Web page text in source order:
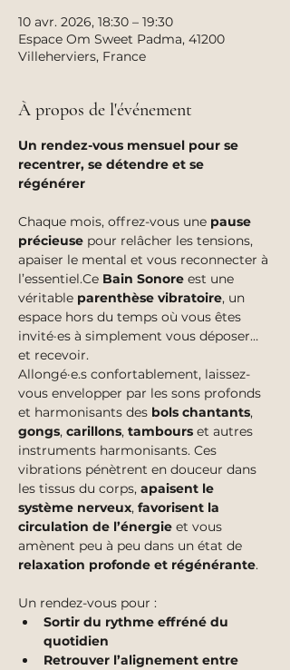
10 avr. 2026, 18:30 – 19:30
Espace Om Sweet Padma, 41200
Villeherviers, France
À propos de l'événement
Un rendez-vous mensuel pour se
recentrer, se détendre et se
régénérer
Chaque mois, offrez-vous une pause
précieuse pour relâcher les tensions,
apaiser le mental et vous reconnecter à
l’essentiel.Ce Bain Sonore est une
véritable parenthèse vibratoire, un
espace hors du temps où vous êtes
invité·es à simplement vous déposer…
et recevoir.
Allongé·e.s confortablement, laissez-
vous envelopper par les sons profonds
et harmonisants des bols chantants,
gongs, carillons, tambours et autres
instruments harmonisants. Ces
vibrations pénètrent en douceur dans
les tissus du corps, apaisent le
système nerveux, favorisent la
circulation de l’énergie et vous
amènent peu à peu dans un état de
relaxation profonde et régénérante.
Un rendez-vous pour :
Sortir du rythme effréné du
quotidien
Retrouver l’alignement entre